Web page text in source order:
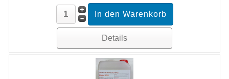
Details